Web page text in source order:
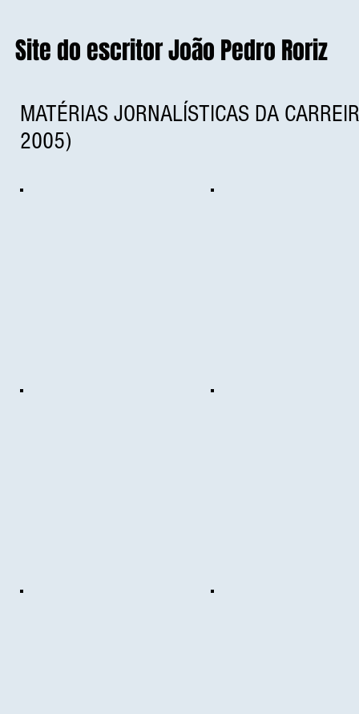
Site do escritor João Pedro Roriz
MATÉRIAS JORNALÍSTICAS DA
2005)